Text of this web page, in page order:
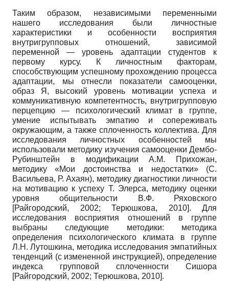
Таким образом, независимыми переменными
нашего исследования были личностные
характеристики и особенности восприятия
внутригрупповых отношений, зависимой
переменной — уровень адаптации студентов к
первому курсу. К личностным факторам,
способствующим успешному прохождению процесса
адаптации, мы отнесли показатели самооценки,
образ Я, высокий уровень мотивации успеха и
коммуникативную компетентность, внутригрупповую
перцепцию — психологический климат в группе,
умение испытывать эмпатию и сопереживать
окружающим, а также сплоченность коллектива. Для
исследования личностных особенностей мы
использовали методику изучения самооценки Дембо-
Рубинштейн в модификации А.М. Прихожан,
методику «Мои достоинства и недостатки» (С.
Васильева, Р. Ахаян), методику диагностики личности
на мотивацию к успеху Т. Элерса, методику оценки
уровня общительности В.Ф. Ряховского
[Райгородский, 2002; Терюшкова, 2010]. Для
исследования восприятия отношений в группе
выбраны следующие методики: методика
определения психологического климата в группе
Л.Н. Лутошкина, методика исследования эмпатийных
тенденций (с измененной инструкцией), определение
индекса групповой сплоченности Сишора
[Райгородский, 2002; Терюшкова, 2010].